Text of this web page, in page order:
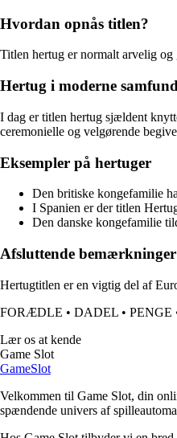
Hvordan opnås titlen?
Titlen hertug er normalt arvelig
Hertug i moderne samfund
I dag er titlen hertug sjældent
ceremonielle og velgørende
Eksempler på hertuger
Den britiske kongefamilie
I Spanien er der titlen
Den danske kongefamilie
Afsluttende bemærkninger
Hertugtitlen er en vigtig del af
FORÆDLE • DADEL • PENGE
Lær os at kende
Game Slot
GameSlot
Velkommen til Game Slot, din
spændende univers af